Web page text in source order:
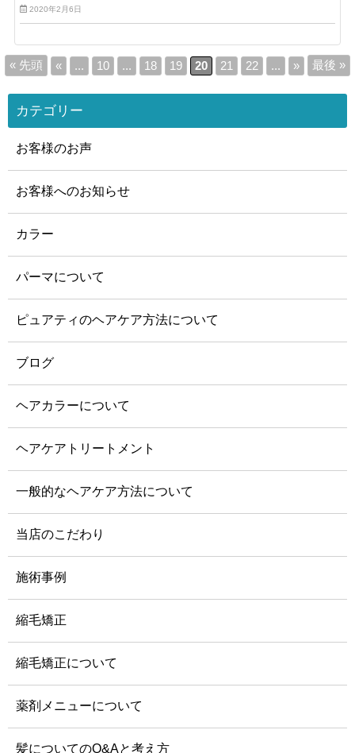
2020年2月6日
« 先頭 « ... 10 ... 18 19 20 21 22 ... » 最後 »
カテゴリー
お客様のお声
お客様へのお知らせ
カラー
パーマについて
ピュアティのヘアケア方法について
ブログ
ヘアカラーについて
ヘアケアトリートメント
一般的なヘアケア方法について
当店のこだわり
施術事例
縮毛矯正
縮毛矯正について
薬剤メニューについて
髪についてのQ&Aと考え方